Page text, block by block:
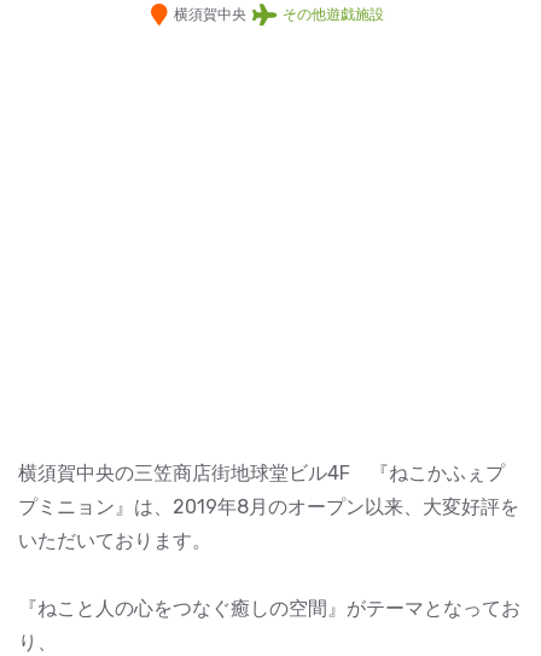
横須賀中央 その他遊戯施設
横須賀中央の三笠商店街地球堂ビル4F 『ねこかふぇプ
プミニョン』は、2019年8月のオープン以来、大変好評を
いただいております。
『ねこと人の心をつなぐ癒しの空間』がテーマとなってお
り、